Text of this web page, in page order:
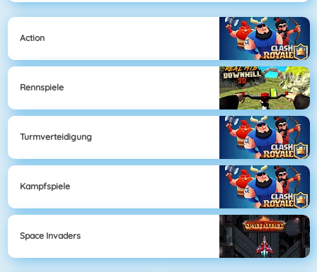
Action
Rennspiele
Turmverteidigung
Kampfspiele
Space Invaders